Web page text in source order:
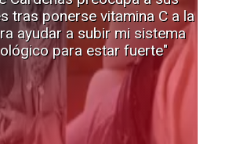
tras ponerse vitamina C a la
ayudar a subir mi sistema
para estar fuerte"